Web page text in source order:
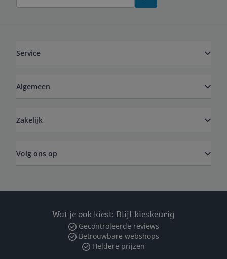
Service
Algemeen
Zakelijk
Volg ons op
Wat je ook kiest: Blijf kieskeurig
Gecontroleerde reviews
Betrouwbare webshops
Heldere prijzen